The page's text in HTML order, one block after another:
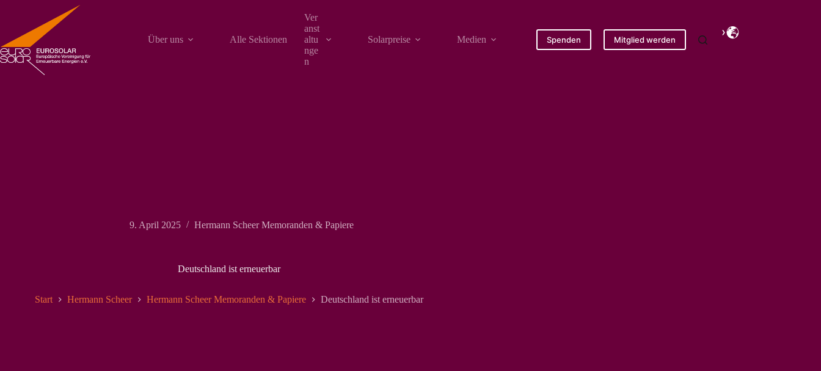
Über uns
Alle Sektionen
Ver
anst
altu
nge
n
Solarpreise Medien Spenden Mitglied werden
9. April 2025 Hermann Scheer Memoranden & Papiere
Deutschland ist erneuerbar
Start Hermann Scheer Hermann Scheer Memoranden & Papiere Deutschland ist erneuerbar